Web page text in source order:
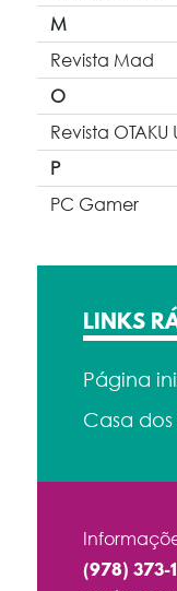
M
Revista Mad
O
Revista OTAKU
P
PC Gamer
LINKS
Página
Casa
(978) 373-